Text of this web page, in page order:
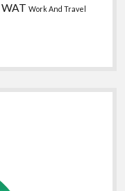
WAT Work And Travel